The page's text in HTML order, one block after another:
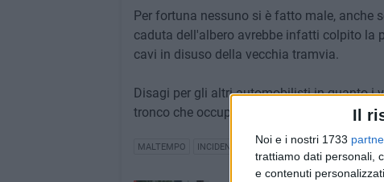
Il
Noi e i nostri 1733
trattiamo dati personali,
e contenuti
Per fortuna nessuno si è fatto male, anche
caduta dell'albero avrebbe infatti colpito la
cavi in disuso della vecchia tramvia.
Disagi per gli altri automobilisti in quanto i
tronco che occupava la carreggiata,
MALTEMPO INCIDENTE